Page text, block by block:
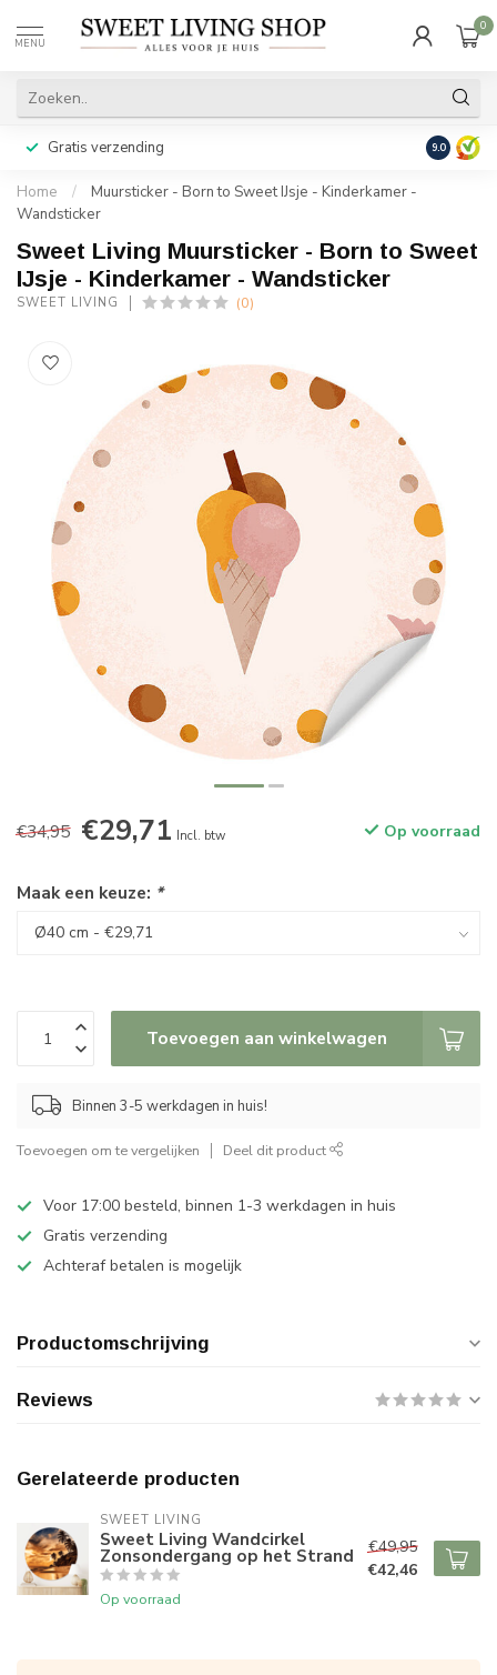
MENU
0
Gratis verzending Achteraf
9.0
Home /
Muursticker - Born to Sweet IJsje - Kinderkamer -
Wandsticker
Sweet Living Muursticker - Born to Sweet
IJsje - Kinderkamer - Wandsticker
SWEET LIVING (0)
€34,95 €29,71 Incl. btw Op voorraad
Maak een keuze: *
Toevoegen aan winkelwagen
Binnen 3-5 werkdagen in huis!
Toevoegen om te vergelijken Deel dit product
Voor 17:00 besteld, binnen 1-3 werkdagen in huis
Gratis verzending
Achteraf betalen is mogelijk
Productomschrijving
Reviews
Gerelateerde producten
SWEET LIVING
Sweet Living Wandcirkel
Zonsondergang op het Strand
Op voorraad
€49,95
€42,46